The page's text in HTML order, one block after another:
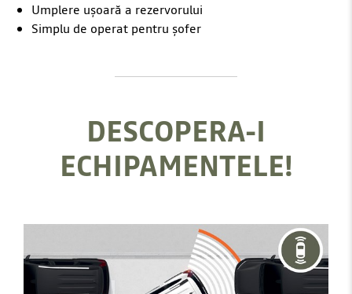
Umplere ușoară a rezervorului
Simplu de operat pentru șofer
DESCOPERA-I
ECHIPAMENTELE!